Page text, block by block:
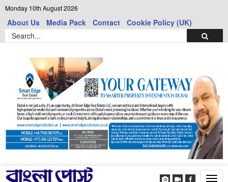
Monday 10th August 2026
About Us Media Pack Contact Cookie Policy (UK)